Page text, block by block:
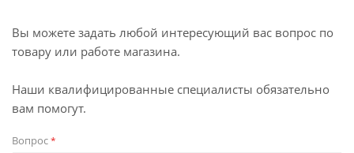
Вы можете задать любой интересующий вас вопрос по
товару или работе магазина.
Наши квалифицированные специалисты обязательно
вам помогут.
Вопрос*